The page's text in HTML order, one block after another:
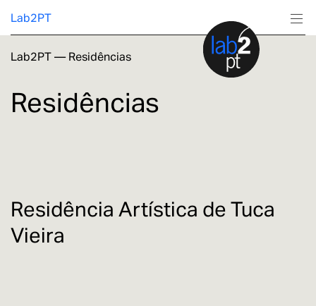
Lab2PT
Investigação
Formação
Lab2PT— Residências
Residências
Residência Artística de Tuca
Vieira